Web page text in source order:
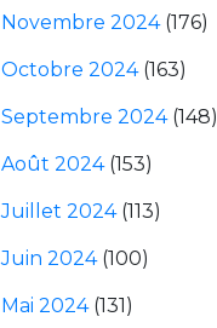
Novembre 2024(176)
Octobre 2024(163)
Septembre 2024(148)
Août 2024(153)
Juillet 2024(113)
Juin 2024(100)
Mai 2024(131)